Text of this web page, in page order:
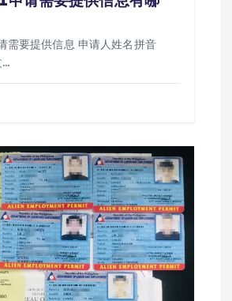
需要提供信息 申请人姓名拼音
…